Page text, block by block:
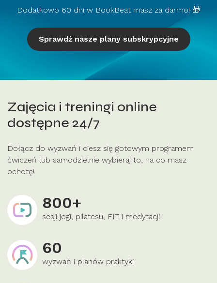
Dodatkowo 60 dni w BookBeat masz za darmo! 🎁
Sprawdź nasze plany subskrypcyjne
Zajęcia i treningi online
dostępne 24/7
Dołącz do wyzwań i ciesz się gotowym programem
ćwiczeń lub samodzielnie wybieraj to, na co masz
ochotę!
800+
sesji jogi, pilatesu, FIT i medytacji
60
wyzwań i planów praktyki